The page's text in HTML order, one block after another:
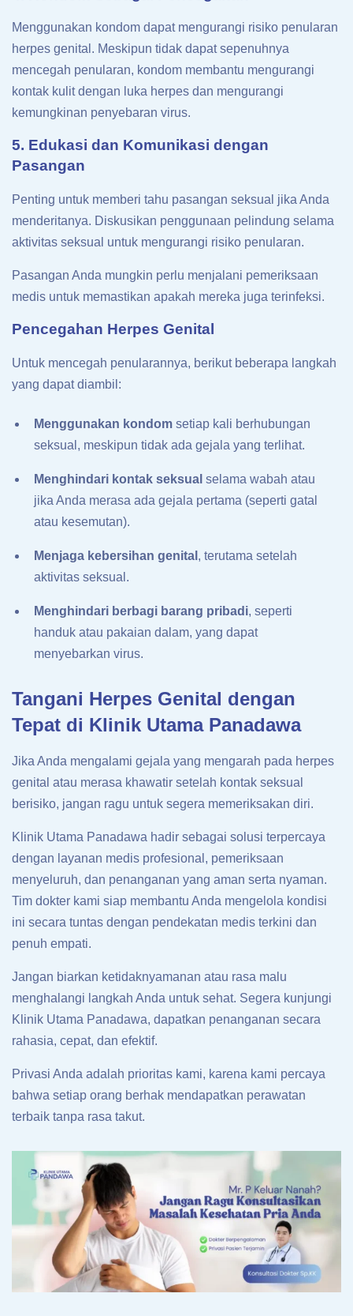
Menggunakan kondom dapat mengurangi risiko penularan
herpes genital. Meskipun tidak dapat sepenuhnya
mencegah penularan, kondom membantu mengurangi
kontak kulit dengan luka herpes dan mengurangi
kemungkinan penyebaran virus.
5. Edukasi dan Komunikasi dengan
Pasangan
Penting untuk memberi tahu pasangan seksual jika Anda
menderitanya. Diskusikan penggunaan pelindung selama
aktivitas seksual untuk mengurangi risiko penularan.
Pasangan Anda mungkin perlu menjalani pemeriksaan
medis untuk memastikan apakah mereka juga terinfeksi.
Pencegahan Herpes Genital
Untuk mencegah penularannya, berikut beberapa langkah
yang dapat diambil:
Menggunakan kondom setiap kali berhubungan
seksual, meskipun tidak ada gejala yang terlihat.
Menghindari kontak seksual selama wabah atau
jika Anda merasa ada gejala pertama (seperti gatal
atau kesemutan).
Menjaga kebersihan genital , terutama setelah
aktivitas seksual.
Menghindari berbagi barang pribadi, seperti
handuk atau pakaian dalam, yang dapat
menyebarkan virus.
Tangani Herpes Genital dengan
Tepat di Klinik Utama Panadawa
Jika Anda mengalami gejala yang mengarah pada herpes
genital atau merasa khawatir setelah kontak seksual
berisiko, jangan ragu untuk segera memeriksakan diri.
Klinik Utama Panadawa hadir sebagai solusi terpercaya
dengan layanan medis profesional, pemeriksaan
menyeluruh, dan penanganan yang aman serta nyaman.
Tim dokter kami siap membantu Anda mengelola kondisi
ini secara tuntas dengan pendekatan medis terkini dan
penuh empati.
Jangan biarkan ketidaknyamanan atau rasa malu
menghalangi langkah Anda untuk sehat. Segera kunjungi
Klinik Utama Panadawa, dapatkan penanganan secara
rahasia, cepat, dan efektif.
Privasi Anda adalah prioritas kami, karena kami percaya
bahwa setiap orang berhak mendapatkan perawatan
terbaik tanpa rasa takut.